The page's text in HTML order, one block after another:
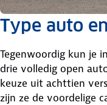
Type auto
Tegenwoordig kun je
drie volledig open
keuze uit achttien
zijn ze de voordelige